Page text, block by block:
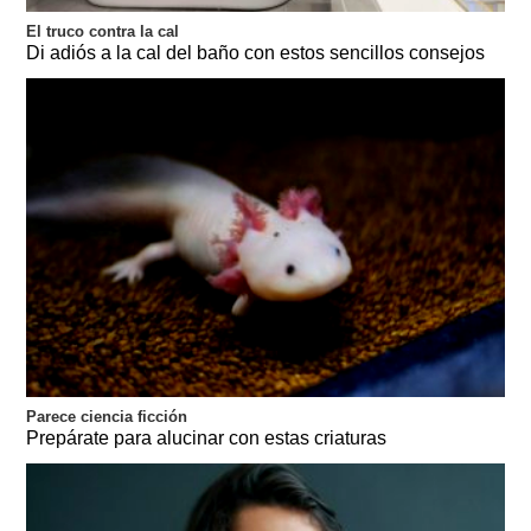
El truco contra la cal
Di adiós a la cal del baño con estos sencillos consejos
Parece ciencia ficción
Prepárate para alucinar con estas criaturas